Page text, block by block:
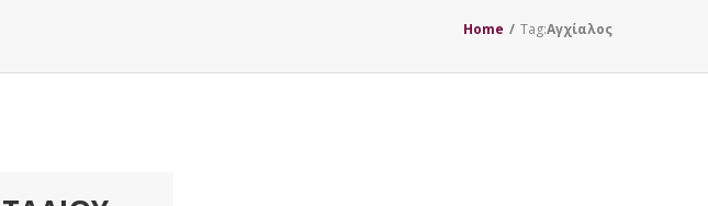
Home / Tag:Αγχίαλος